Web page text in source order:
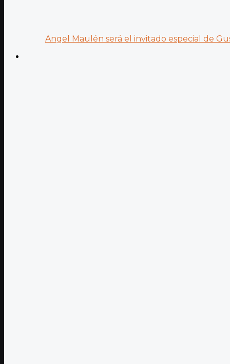
Angel Maulén será el invitado especial de